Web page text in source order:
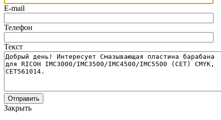
E-mail
Телефон
Текст
Отправить
Закрыть